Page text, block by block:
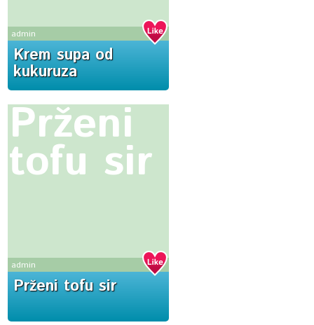
admin
Krem supa od
kukuruza
Prženi
tofu sir
admin
Prženi tofu sir